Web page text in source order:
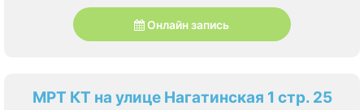
Онлайн запись
МРТ КТ на улице Нагатинская 1 стр. 25